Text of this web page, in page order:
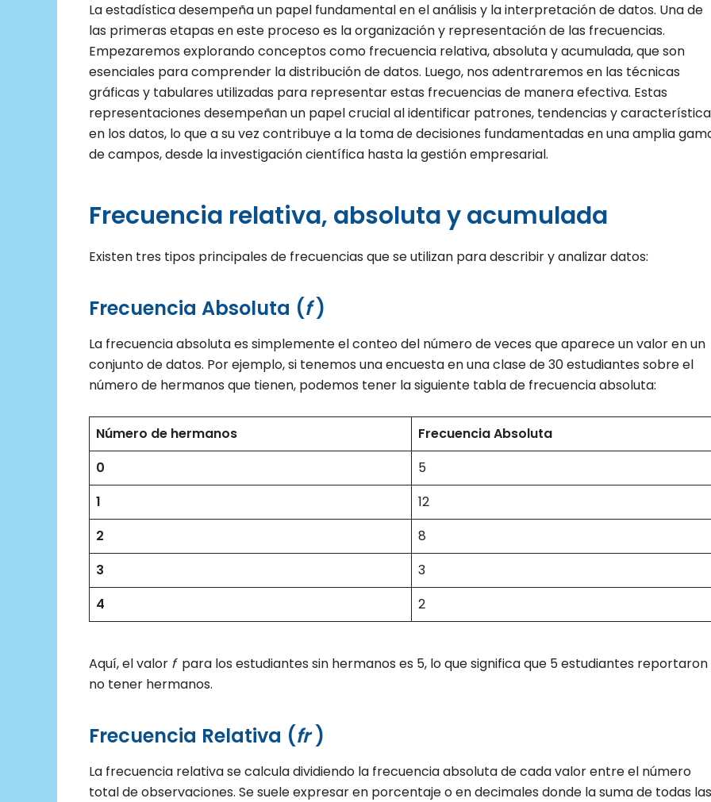
La estadística desempeña un papel fundamental en el análisis y la interpretación de datos. Una de
las primeras etapas en este proceso es la organización y representación de las frecuencias.
Empezaremos explorando conceptos como frecuencia relativa, absoluta y acumulada, que son
esenciales para comprender la distribución de datos. Luego, nos adentraremos en las técnicas
gráficas y tabulares utilizadas para representar estas frecuencias de manera efectiva. Estas
representaciones desempeñan un papel crucial al identificar patrones, tendencias y
en los datos, lo que a su vez contribuye a la toma de decisiones fundamentadas en una amplia
de campos, desde la investigación científica hasta la gestión empresarial.
Frecuencia relativa, absoluta y acumulada
Existen tres tipos principales de frecuencias que se utilizan para describir y analizar datos:
Frecuencia Absoluta (f)
La frecuencia absoluta es simplemente el conteo del número de veces que aparece un valor en un
conjunto de datos. Por ejemplo, si tenemos una encuesta en una clase de 30 estudiantes sobre el
número de hermanos que tienen, podemos tener la siguiente tabla de frecuencia absoluta:
Número de hermanos
Frecuencia Absoluta
0
5
1
12
2
8
3
3
4
2
Aquí, el valor fpara los estudiantes sin hermanos es 5, lo que significa que 5 estudiantes reportaron
no tener hermanos.
Frecuencia Relativa (fr​ )
La frecuencia relativa se calcula dividiendo la frecuencia absoluta de cada valor entre el número
total de observaciones. Se suele expresar en porcentaje o en decimales donde la suma de todas las